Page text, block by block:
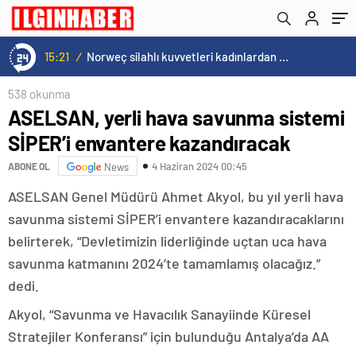
15:21 / Norweç silahlı kuvvetleri kadınlardan oluşan özel kuvvetler eğitimlerini başlattı.
538 okunma
ASELSAN, yerli hava savunma sistemi
SİPER’i envantere kazandıracak
ABONE OL News 4 Haziran 2024 00:45
ASELSAN Genel Müdürü Ahmet Akyol, bu yıl yerli hava
savunma sistemi SİPER’i envantere kazandıracaklarını
belirterek, “Devletimizin liderliğinde uçtan uca hava
savunma katmanını 2024’te tamamlamış olacağız.”
dedi.
Akyol, “Savunma ve Havacılık Sanayiinde Küresel
Stratejiler Konferansı” için bulunduğu Antalya’da AA